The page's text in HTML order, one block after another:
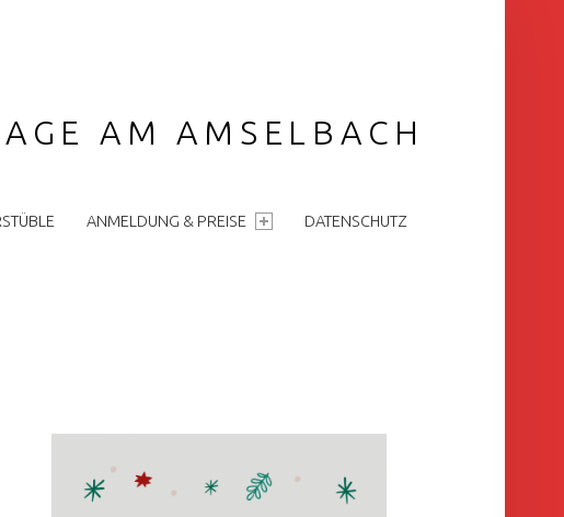
AM AMSELBACH
ANMELDUNG & PREISE DATENSCHUTZ
SIDEBAR